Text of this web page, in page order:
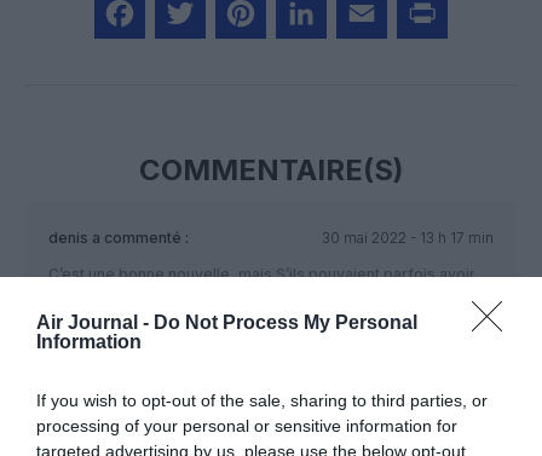
Air Journal - Do Not Process My Personal
Information
If you wish to opt-out of the sale, sharing to third parties, or
processing of your personal or sensitive information for
targeted advertising by us, please use the below opt-out
COMMENTAIRE(S)
denis a commenté :
30 mai 2022 - 13 h 17 min
C’est une bonne nouvelle, mais S’ils pouvaient parfois avoir
un avion à l’heure ou qui n’est pas annulé ça me changerait la
vie…
RÉPONDRE